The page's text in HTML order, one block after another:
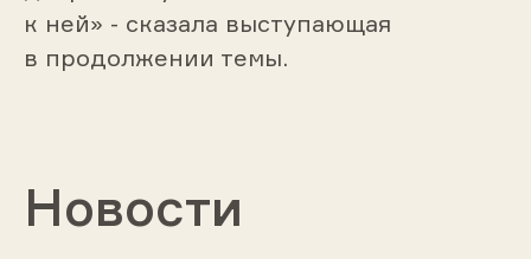
к ней» - сказала выступающая
в продолжении темы.
Новости